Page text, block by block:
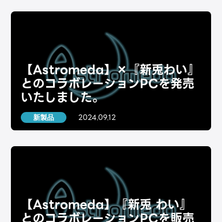
【Astromeda】×『新兎わい』
とのコラボレーションPCを発売
いたしました。
新製品 2024.09.12
【Astromeda】『新兎 わい』